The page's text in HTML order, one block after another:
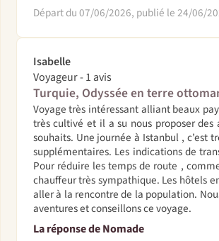
Départ du 07/06/2026, publié le 24/06/
Isabelle
Voyageur - 1 avis
Turquie, Odyssée en terre
Voyage très intéressant alliant beaux
très cultivé et il a su nous proposer
souhaits. Une journée à Istanbul , c’est
supplémentaires. Les indications de
Pour réduire les temps de route ,
chauffeur très sympathique. Les hôtels
aller à la rencontre de la population.
aventures et conseillons ce voyage.
La réponse de Nomade